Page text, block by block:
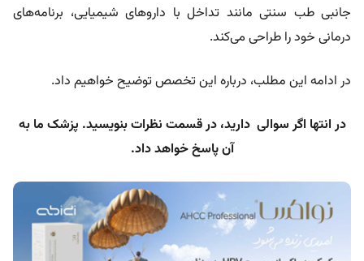
جانبی طب سنتی مانند تداخل با داروهای شیمیایی، برنامه‌های
درمانی خود را طراحی می‌کند.
در ادامه این مطلب، درباره این تخصص توضیح خواهیم داد.
در انتها اگر سوالی دارید، در قسمت نظرات بنویسید. پزشک ما به
آن پاسخ خواهد داد.